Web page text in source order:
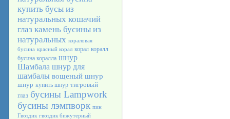
купить бусы из
натуральных кошачий
глаз камень бусины из
натуральных кораловая
бусина красный корал корал коралл
бусина коралла шнур
Шамбала шнур для
шамбалы вощеный шнур
шнур купить шнур тигровый
глаз бусины Lampwork
бусины лэмпворк пин
Гвоздик гвоздик бижутерный